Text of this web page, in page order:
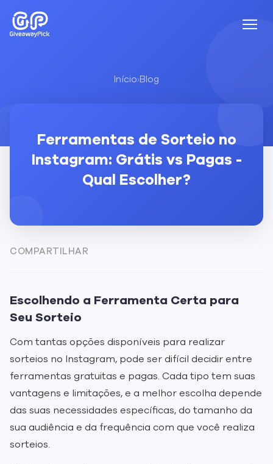
Início›Blog
Ferramentas de Sorteio no
Instagram: Grátis vs Pagas -
Qual Escolher?
COMPARTILHAR
Escolhendo a Ferramenta Certa para
Seu Sorteio
Com tantas opções disponíveis para realizar
sorteios no Instagram, pode ser difícil decidir entre
ferramentas gratuitas e pagas. Cada tipo tem suas
vantagens e limitações, e a melhor escolha depende
das suas necessidades específicas, do tamanho da
sua audiência e da frequência com que você realiza
sorteios.